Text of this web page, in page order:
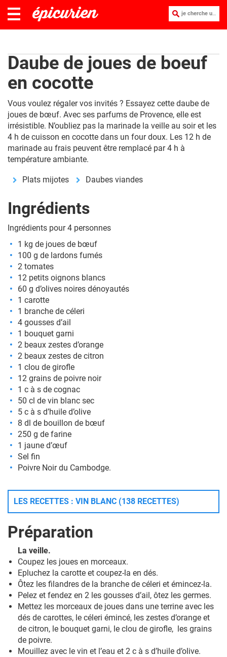
je cherche une recette :
Daube de joues de boeuf
en cocotte
Vous voulez régaler vos invités ? Essayez cette daube de
joues de bœuf. Avec ses parfums de Provence, elle est
irrésistible. N’oubliez pas la marinade la veille au soir et les
4 h de cuisson en cocotte dans un four doux. Les 12 h de
marinade au frais peuvent être remplacé par 4 h à
température ambiante.
Plats mijotes Daubes viandes
Ingrédients
Ingrédients pour 4 personnes
1 kg de joues de bœuf
100 g de lardons fumés
2 tomates
12 petits oignons blancs
60 g d’olives noires dénoyautés
1 carotte
1 branche de céleri
4 gousses d’ail
1 bouquet garni
2 beaux zestes d’orange
2 beaux zestes de citron
1 clou de girofle
12 grains de poivre noir
1 c à s de cognac
50 cl de vin blanc sec
5 c à s d’huile d’olive
8 dl de bouillon de bœuf
250 g de farine
1 jaune d’œuf
Sel fin
Poivre Noir du Cambodge.
LES RECETTES : VIN BLANC (138 RECETTES)
Préparation
La veille.
Coupez les joues en morceaux.
Epluchez la carotte et coupez-la en dés.
Ôtez les filandres de la branche de céleri et émincez-la.
Pelez et fendez en 2 les gousses d’ail, ôtez les germes.
Mettez les morceaux de joues dans une terrine avec les
dés de carottes, le céleri émincé, les zestes d’orange et
de citron, le bouquet garni, le clou de girofle, les grains
de poivre.
Mouillez avec le vin et l’eau et 2 c à s d’huile d’olive.